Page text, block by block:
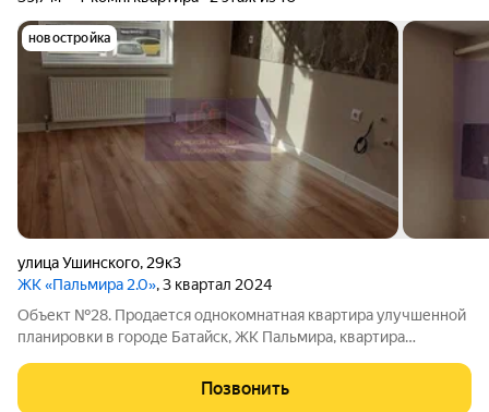
новостройка
улица Ушинского, 29к3
ЖК «Пальмира 2.0», 3 квартал 2024
Объект №28. Продается однокомнатная квартира улучшенной
планировки в городе Батайск, ЖК Пальмира, квартира
площадь: 13,5 кв.м., кухня просторная, площадью: 16,47 кв.м.,
выход на лоджию из
Позвонить